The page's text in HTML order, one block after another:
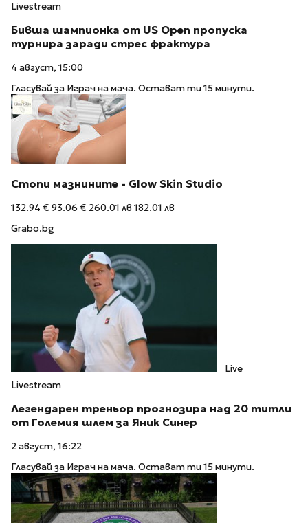
Livestream
Бивша шампионка от US Open пропуска
турнира заради стрес фрактура
4 август, 15:00
Гласувай за Играч на мача. Остават ти 15 минути.
Стопи мазнините - Glow Skin Studio
132.94 €93.06 € 260.01 лв 182.01 лв
Grabo.bg
Live
Livestream
Легендарен треньор прогнозира над 20 титли
от Големия шлем за Яник Синер
2 август, 16:22
Гласувай за Играч на мача. Остават ти 15 минути.